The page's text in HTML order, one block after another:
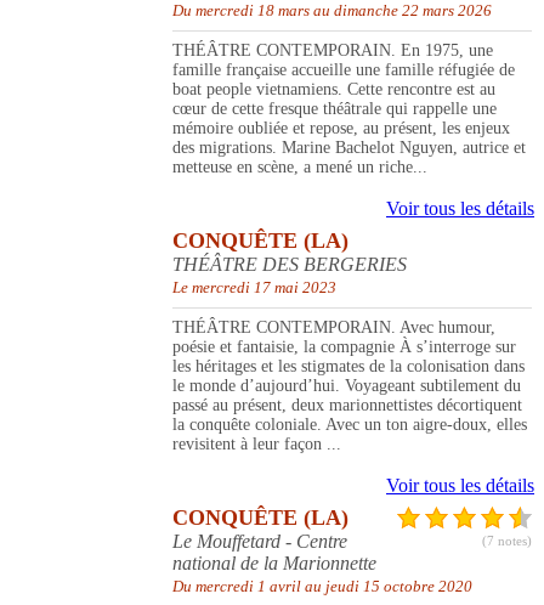
Du mercredi 18 mars au dimanche 22 mars 2026
THÉÂTRE CONTEMPORAIN. En 1975, une
famille française accueille une famille réfugiée de
boat people vietnamiens. Cette rencontre est au
cœur de cette fresque théâtrale qui rappelle une
mémoire oubliée et repose, au présent, les enjeux
des migrations. Marine Bachelot Nguyen, autrice et
metteuse en scène, a mené un riche...
Voir tous les détails
CONQUÊTE (LA)
THÉÂTRE DES BERGERIES
Le mercredi 17 mai 2023
THÉÂTRE CONTEMPORAIN. Avec humour,
poésie et fantaisie, la compagnie À s’interroge sur
les héritages et les stigmates de la colonisation dans
le monde d’aujourd’hui. Voyageant subtilement du
passé au présent, deux marionnettistes décortiquent
la conquête coloniale. Avec un ton aigre-doux, elles
revisitent à leur façon ...
Voir tous les détails
(7 notes)
CONQUÊTE (LA)
Le Mouffetard - Centre
national de la Marionnette
Du mercredi 1 avril au jeudi 15 octobre 2020